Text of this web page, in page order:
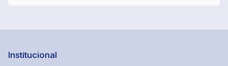
Institucional